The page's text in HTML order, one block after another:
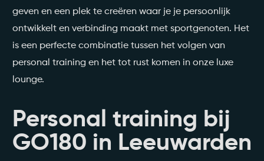
geven en een plek te creëren waar je je persoonlijk
ontwikkelt en verbinding maakt met sportgenoten. Het
is een perfecte combinatie tussen het volgen van
personal training en het tot rust komen in onze luxe
lounge.
Personal training bij
GO180 in Leeuwarden